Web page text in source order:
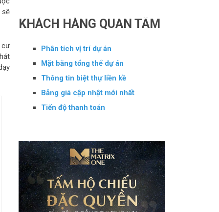
sẽ
cư
KHÁCH HÀNG QUAN TÂM
Phân tích vị trí dự án
Mặt bằng tổng thể dự án
Thông tin biệt thự liền kề
Bảng giá cập nhật mới nhất
Tiến độ thanh toán